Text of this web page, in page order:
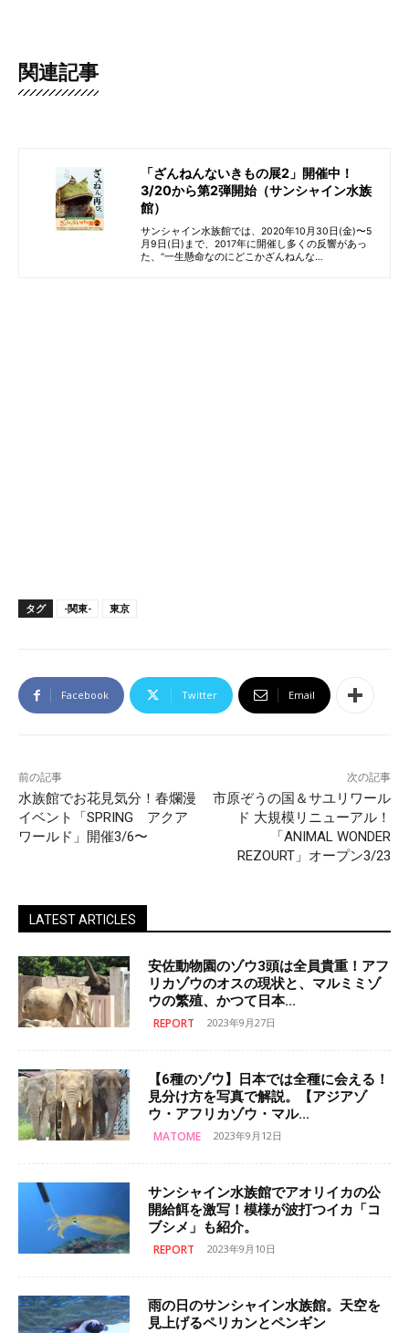
関連記事
「ざんねんないきもの展2」開催中！
3/20から第2弾開始（サンシャイン水族
館）
サンシャイン水族館では、2020年10月30日(金)〜5
月9日(日)まで、2017年に開催し多くの反響があっ
た、“一生懸命なのにどこかざんねんな…
タグ -関東- 東京
Facebook Twitter Email
前の記事
水族館でお花見気分！春爛漫
イベント「SPRING アクア
ワールド」開催3/6〜
次の記事
市原ぞうの国＆サユリワール
ド 大規模リニューアル！
「ANIMAL WONDER
REZOURT」オープン3/23
LATEST ARTICLES
安佐動物園のゾウ3頭は全員貴重！アフ
リカゾウのオスの現状と、マルミミゾ
ウの繁殖、かつて日本...
REPORT 2023年9月27日
【6種のゾウ】日本では全種に会える！
見分け方を写真で解説。【アジアゾ
ウ・アフリカゾウ・マル...
MATOME 2023年9月12日
サンシャイン水族館でアオリイカの公
開給餌を激写！模様が波打つイカ「コ
ブシメ」も紹介。
REPORT 2023年9月10日
雨の日のサンシャイン水族館。天空を
見上げるペリカンとペンギン